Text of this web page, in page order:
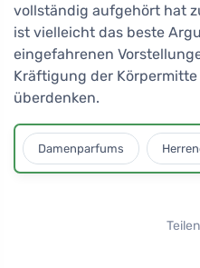
vollständig aufgehört hat
ist vielleicht das beste
eingefahrenen
Kräftigung der
überdenken.
Damenparfums